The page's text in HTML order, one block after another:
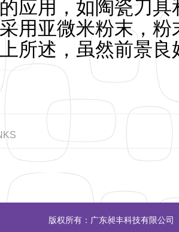
应用，如陶瓷刀
用亚微米粉末，
所述，虽然前景
版权所有：广东昶丰科技有限公